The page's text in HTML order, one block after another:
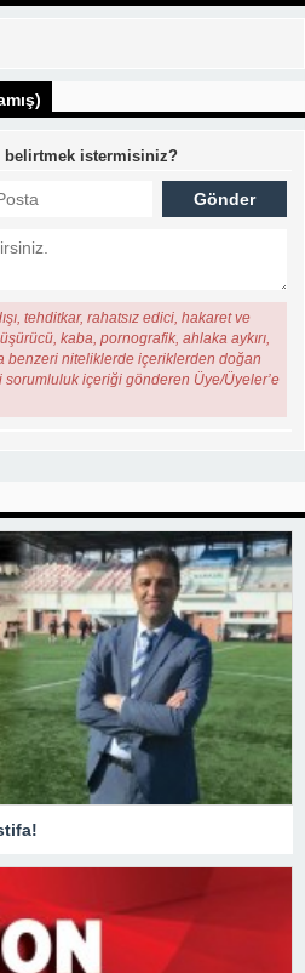
belirtmek istermisiniz?
tehditkar, rahatsız edici, hakaret ve
kaba, pornografik, ahlaka aykırı,
benzeri niteliklerde içeriklerden doğan
içeriği gönderen Üye/Üyeler’e